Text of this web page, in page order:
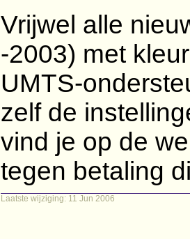
Vrijwel alle
-2003) met
UMTS-
zelf de
vind je op de
tegen betaling
Laatste wijziging: 11 Jun 2006